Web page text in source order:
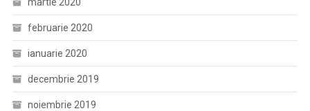
februarie 2020
ianuarie 2020
decembrie 2019
noiembrie 2019